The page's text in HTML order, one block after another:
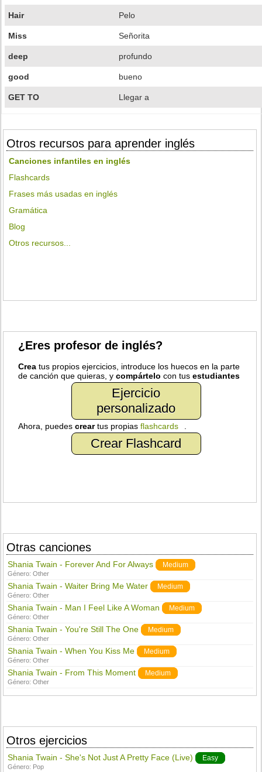
Hair Pelo
Miss Señorita
deep profundo
good bueno
GET TO Llegar a
Otros recursos para aprender inglés
Canciones infantiles en inglés
Flashcards
Frases más usadas en inglés
Gramática
Blog
Otros recursos...
¿Eres profesor de inglés?
Crea tus propios ejercicios, introduce los huecos en la parte
de canción que quieras, ycompártelo con tusestudiantes
Ejercicio
personalizado
Ahora, puedescreartus propiasflashcards
Crear Flashcard
Otras canciones
Shania Twain - Forever And For Always Medium
Género:Other
Shania Twain - Waiter Bring Me Water Medium
Género:Other
Shania Twain - Man I Feel Like A Woman Medium
Género:Other
Shania Twain - You're Still The One Medium
Género:Other
Shania Twain - When You Kiss Me Medium
Género:Other
Shania Twain - From This Moment Medium
Género:Other
Otros ejercicios
Shania Twain - She's Not Just A Pretty Face (Live) Easy
Género: Pop